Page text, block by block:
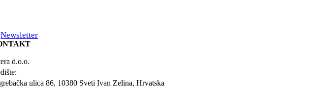
Newsletter
d.o.o.
ulica 86, 10380 Sveti Ivan Zelina, Hrvatska